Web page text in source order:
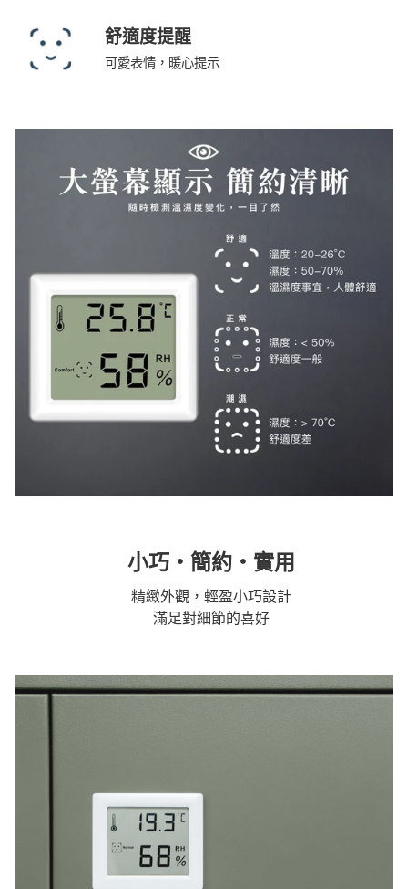
舒適度提醒
可愛表情，暖心提示
小巧・簡約・實用
精緻外觀，輕盈小巧設計
滿足對細節的喜好